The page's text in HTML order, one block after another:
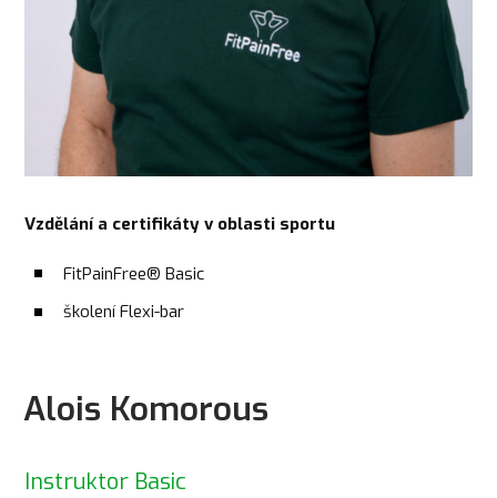
Vzdělání a certifikáty v oblasti sportu
FitPainFree® Basic
školení Flexi-bar
Alois Komorous
Instruktor Basic